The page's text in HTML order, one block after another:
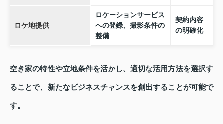
ロケ地提供
ロケーションサービス
への登録、撮影条件の
整備
契約内容
の明確化
空き家の特性や立地条件を活かし、適切な活用方法を選択す
ることで、新たなビジネスチャンスを創出することが可能で
す。